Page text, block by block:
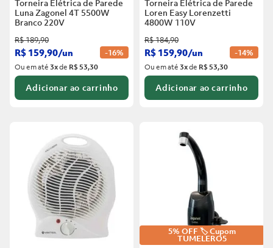
Torneira Elétrica de Parede
Luna Zagonel 4T 5500W
Branco 220V
R$189,90
R$ 159,90/un -16%
Ou em até3xde R$ 53,30
Adicionar ao carrinho
Torneira Elétrica de Parede
Loren Easy Lorenzetti
4800W 110V
R$184,90
R$ 159,90/un -14%
Ou em até3xde R$ 53,30
Adicionar ao carrinho
5% OFF 🏷️ Cupom
TUMELERO5